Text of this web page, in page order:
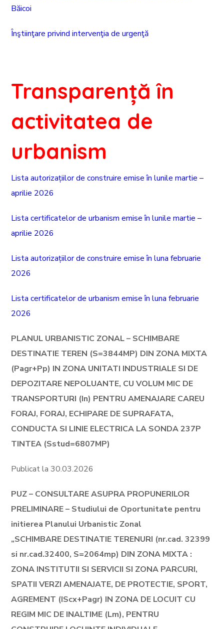
Băicoi
Înştiinţare privind intervenţia de urgenţă
Transparență în
activitatea de
urbanism
Lista autorizațiilor de construire emise în lunile martie –
aprilie 2026
Lista certificatelor de urbanism emise în lunile martie –
aprilie 2026
Lista autorizațiilor de construire emise în luna februarie
2026
Lista certificatelor de urbanism emise în luna februarie
2026
PLANUL URBANISTIC ZONAL – SCHIMBARE
DESTINATIE TEREN (S=3844MP) DIN ZONA MIXTA
(Pagr+Pp) IN ZONA UNITATI INDUSTRIALE SI DE
DEPOZITARE NEPOLUANTE, CU VOLUM MIC DE
TRANSPORTURI (In) PENTRU AMENAJARE CAREU
FORAJ, FORAJ, ECHIPARE DE SUPRAFATA,
CONDUCTA SI LINIE ELECTRICA LA SONDA 237P
TINTEA (Sstud=6807MP)
Publicat la 30.03.2026
PUZ – CONSULTARE ASUPRA PROPUNERILOR
PRELIMINARE – Studiului de Oportunitate pentru
initierea Planului Urbanistic Zonal
„SCHIMBARE DESTINATIE TERENURI (nr.cad. 32399
si nr.cad.32400, S=2064mp) DIN ZONA MIXTA :
ZONA INSTITUTII SI SERVICII SI ZONA PARCURI,
SPATII VERZI AMENAJATE, DE PROTECTIE, SPORT,
AGREMENT (IScx+Pagr) IN ZONA DE LOCUIT CU
REGIM MIC DE INALTIME (Lm), PENTRU